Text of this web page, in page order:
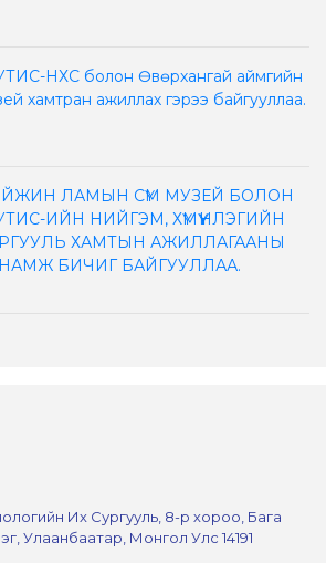
НХС болон Өвөрхангай аймгийн
хамтран ажиллах гэрээ байгууллаа.
ЛАМЫН СҮМ МУЗЕЙ БОЛОН
ИЙН НИЙГЭМ, ХҮМҮҮНЛЭГИЙН
ХАМТЫН АЖИЛЛАГААНЫ
БИЧИГ БАЙГУУЛЛАА.
Их Сургууль, 8-р хороо, Бага
Улаанбаатар, Монгол Улс 14191